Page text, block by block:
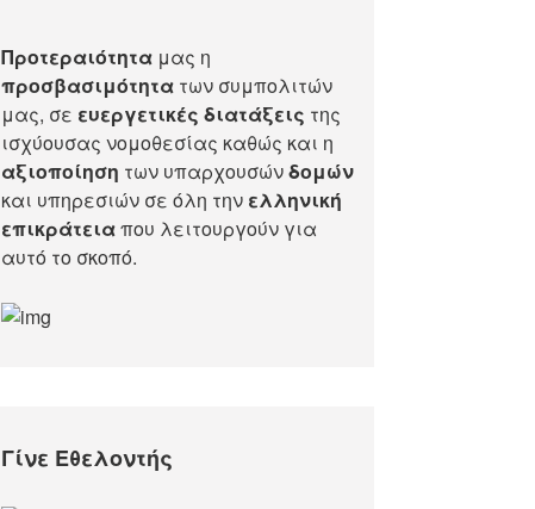
Προτεραιότητα μας η
προσβασιμότητα των συμπολιτών
μας, σε ευεργετικές διατάξεις της
ισχύουσας νομοθεσίας καθώς και η
αξιοποίηση των υπαρχουσώνδομών
και υπηρεσιών σε όλη την ελληνική
επικράτειαπου λειτουργούν για
αυτό το σκοπό.​
Γίνε Εθελοντής